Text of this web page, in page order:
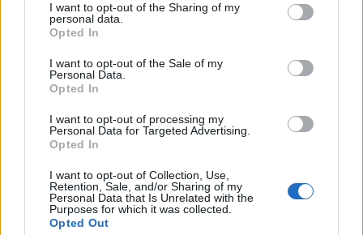
I want to opt-out of the Sharing of my
personal data.
Opted In
I want to opt-out of the Sale of my
Personal Data.
Opted In
I want to opt-out of processing my
Personal Data for Targeted Advertising.
Opted In
I want to opt-out of Collection, Use,
Retention, Sale, and/or Sharing of my
Personal Data that Is Unrelated with the
Purposes for which it was collected.
Opted Out
Ti stimo fratella
Salva
Punto G·Figa· Zozzeria Time·GLI ZOZZI DI FACCIABUCO
Leggi i commenti precedenti...